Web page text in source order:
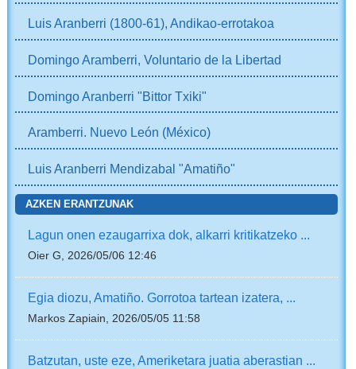
Luis Aranberri (1800-61), Andikao-errotakoa
Domingo Aramberri, Voluntario de la Libertad
Domingo Aranberri "Bittor Txiki"
Aramberri. Nuevo León (México)
Luis Aranberri Mendizabal "Amatiño"
AZKEN ERANTZUNAK
Lagun onen ezaugarrixa dok, alkarri kritikatzeko ...
Oier G, 2026/05/06 12:46
Egia diozu, Amatiño. Gorrotoa tartean izatera, ...
Markos Zapiain, 2026/05/05 11:58
Batzutan, uste eze, Ameriketara juatia aberastian ...